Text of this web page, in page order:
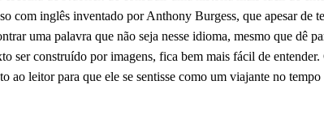
com inglês inventado por Anthony Burgess, que apesar de
uma palavra que não seja nesse idioma, mesmo que dê
ser construído por imagens, fica bem mais fácil de entender.
ao leitor para que ele se sentisse como um viajante no